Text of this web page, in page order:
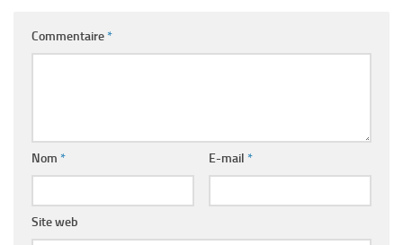
Commentaire*
Nom * E-mail *
Site web